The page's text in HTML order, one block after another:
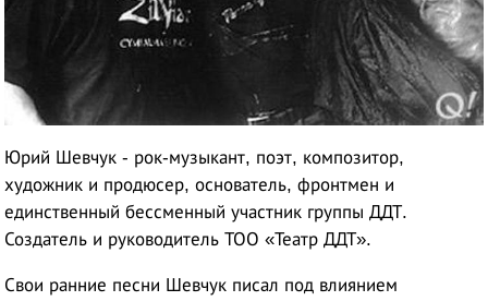
Юрий Шевчук - рок-музыкант, поэт, композитор,
художник и продюсер, основатель, фронтмен и
единственный бессменный участник группы ДДТ.
Создатель и руководитель ТОО «Театр ДДТ».
Свои ранние песни Шевчук писал под влиянием